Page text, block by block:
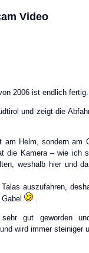
Video
2006 ist endlich fertig.
und zeigt die
am Helm, sondern am
die Kamera – wie ich
weshalb hier und
auszufahren,
.
gut geworden
wird immer steiniger